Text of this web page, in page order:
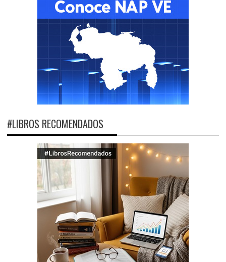
#LIBROS RECOMENDADOS